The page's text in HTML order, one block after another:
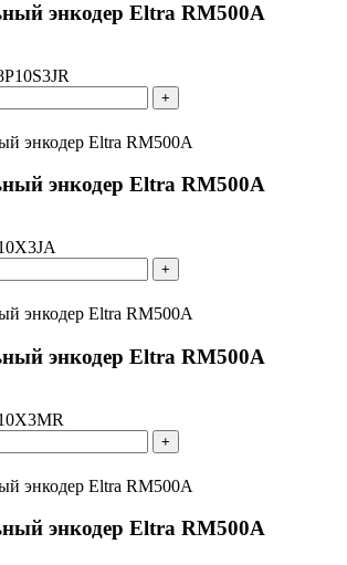
энкодер Eltra RM500A
+
энкодер Eltra RM500A
+
энкодер Eltra RM500A
+
энкодер Eltra RM500A